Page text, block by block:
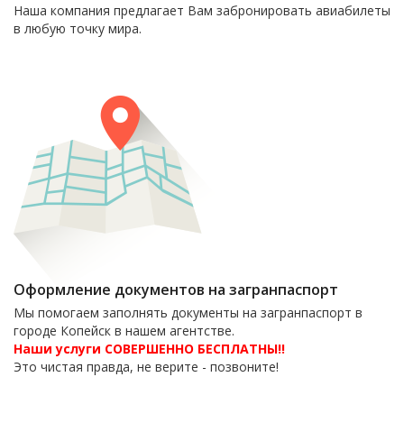
Наша компания предлагает Вам забронировать авиабилеты
в любую точку мира.
Оформление документов на загранпаспорт
Мы помогаем заполнять документы на загранпаспорт в
городе Копейск в нашем агентстве.
Наши услуги СОВЕРШЕННО БЕСПЛАТНЫ!!
Это чистая правда, не верите - позвоните!